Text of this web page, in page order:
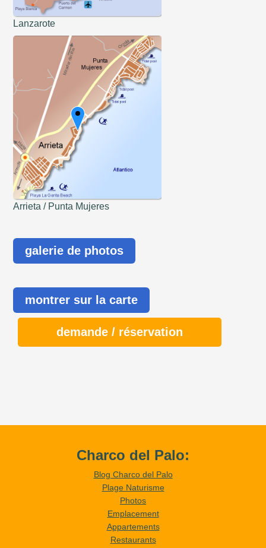
Lanzarote
Arrieta / Punta Mujeres
galerie de photos
montrer sur la carte
demande / réservation
Charco del Palo:
Blog Charco del Palo
Plage Naturisme
Photos
Emplacement
Appartements
Restaurants